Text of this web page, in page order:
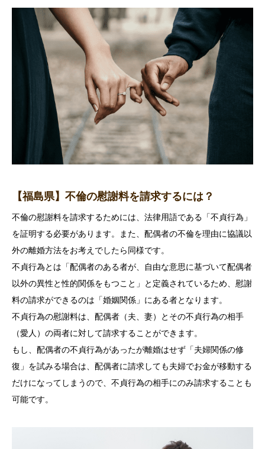
【福島県】不倫の慰謝料を請求するには？
不倫の慰謝料を請求するためには、法律用語である「不貞行為」
を証明する必要があります。また、配偶者の不倫を理由に協議以
外の離婚方法をお考えでしたら同様です。
不貞行為とは「配偶者のある者が、自由な意思に基づいて配偶者
以外の異性と性的関係をもつこと」と定義されているため、慰謝
料の請求ができるのは「婚姻関係」にある者となります。
不貞行為の慰謝料は、配偶者（夫、妻）とその不貞行為の相手
（愛人）の両者に対して請求することができます。
もし、配偶者の不貞行為があったが離婚はせず「夫婦関係の修
復」を試みる場合は、配偶者に請求しても夫婦でお金が移動する
だけになってしまうので、不貞行為の相手にのみ請求することも
可能です。